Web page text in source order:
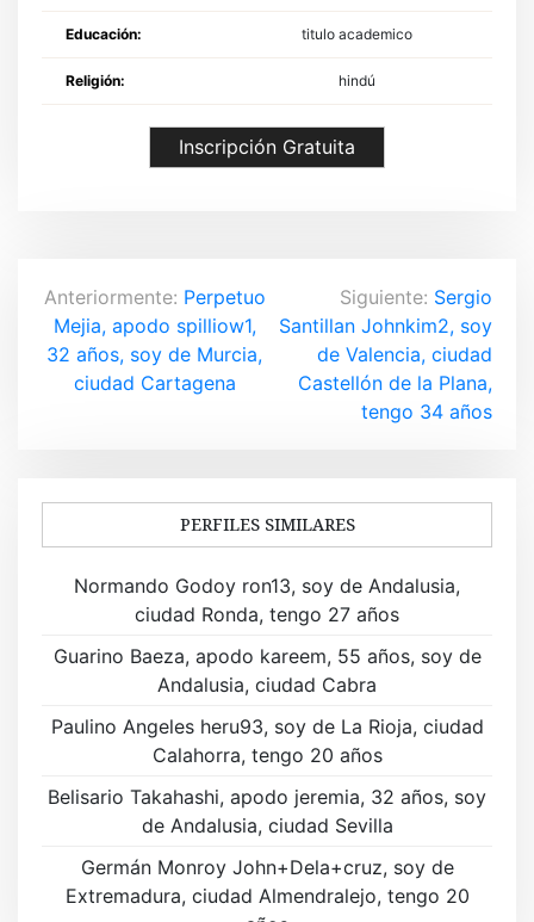
Educación: titulo academico
Religión: hindú
Inscripción Gratuita
N
a
ó
n
e
Anteriormente: Perpetuo
Mejia, apodo spilliow1,
32 años, soy de Murcia,
ciudad Cartagena
Siguiente: Sergio
Santillan Johnkim2, soy
de Valencia, ciudad
Castellón de la Plana,
tengo 34 años
PERFILES SIMILARES
Normando Godoy ron13, soy de Andalusia,
ciudad Ronda, tengo 27 años
Guarino Baeza, apodo kareem, 55 años, soy de
Andalusia, ciudad Cabra
Paulino Angeles heru93, soy de La Rioja, ciudad
Calahorra, tengo 20 años
Belisario Takahashi, apodo jeremia, 32 años, soy
de Andalusia, ciudad Sevilla
Germán Monroy John+Dela+cruz, soy de
Extremadura, ciudad Almendralejo, tengo 20